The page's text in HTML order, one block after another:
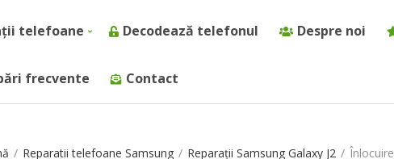
telefoane Decodează telefonul Despre noi
frecvente Contact
/ Reparatii telefoane Samsung / Reparații Samsung Galaxy J2 /